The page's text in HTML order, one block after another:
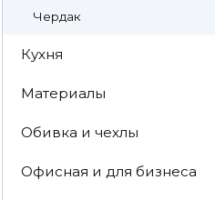
Чердак
Кухня
Материалы
Обивка и чехлы
Офисная и для бизнеса